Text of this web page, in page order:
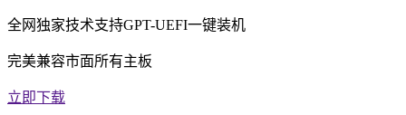
全网独家技术支持GPT-UEFI一键装机
完美兼容市面所有主板
立即下载